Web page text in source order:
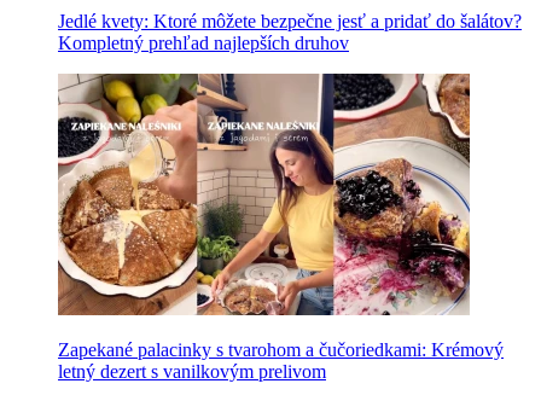
Jedlé kvety: Ktoré môžete bezpečne jesť a pridať do šalátov?
Kompletný prehľad najlepších druhov
Zapekané palacinky s tvarohom a čučoriedkami: Krémový
letný dezert s vanilkovým prelivom